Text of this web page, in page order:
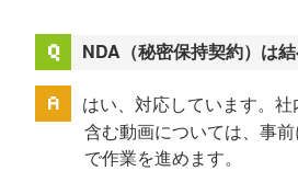
NDA（秘密保持契約）は
はい、対応しています。
含む動画については、事
で作業を進めます。